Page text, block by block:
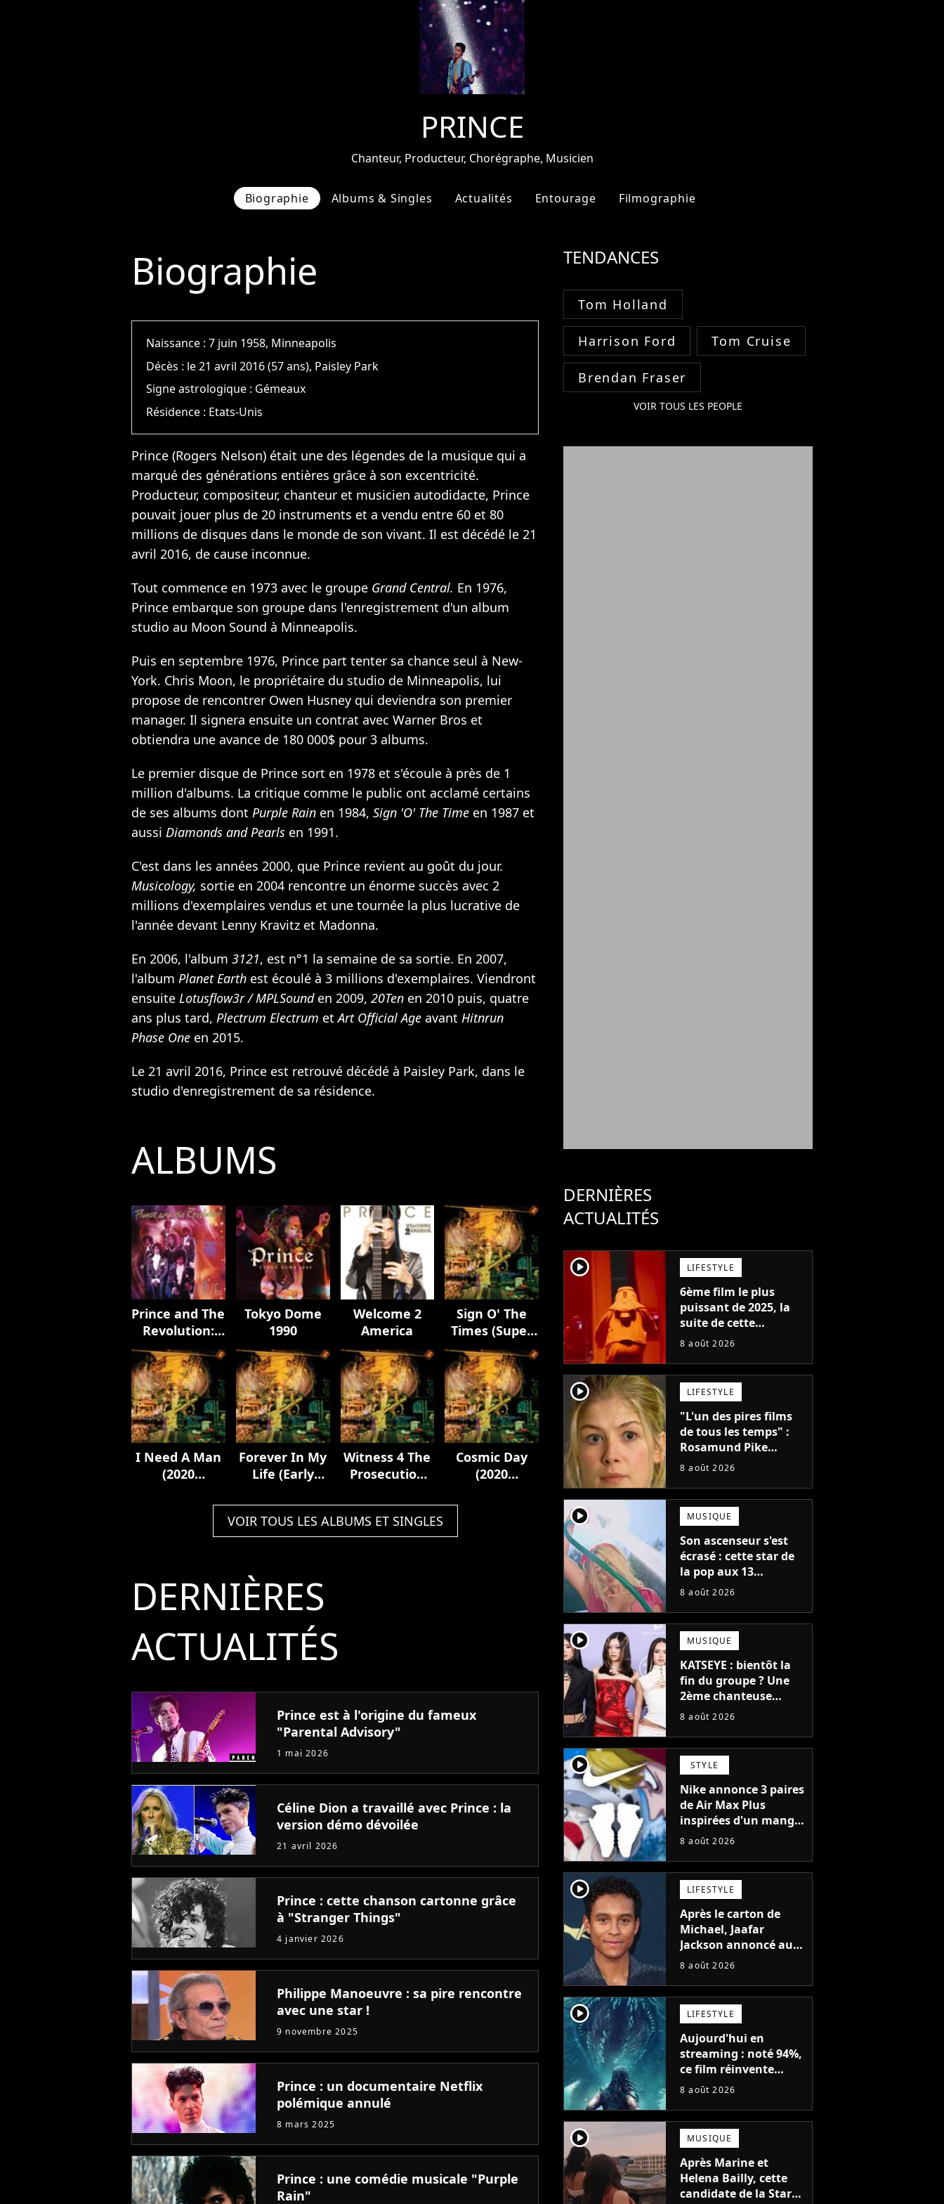
PRINCE
Chanteur, Producteur, Chorégraphe, Musicien
Biographie Albums & Singles Actualités Entourage Filmographie
Biographie
Naissance :7 juin 1958, Minneapolis
Décès : le 21 avril 2016 (57 ans), Paisley Park
Signe astrologique : Gémeaux
Résidence : Etats-Unis
Prince (Rogers Nelson) était une des légendes de la musique qui a
marqué des générations entières grâce à son excentricité.
Producteur, compositeur, chanteur et musicien autodidacte, Prince
pouvait jouer plus de 20 instruments et a vendu entre 60 et 80
millions de disques dans le monde de son vivant. Il est décédé le 21
avril 2016, de cause inconnue.
Tout commence en 1973 avec le groupe Grand Central. En 1976,
Prince embarque son groupe dans l'enregistrement d'un album
studio au Moon Sound à Minneapolis.
Puis en septembre 1976, Prince part tenter sa chance seul à New-
York. Chris Moon, le propriétaire du studio de Minneapolis, lui
propose de rencontrer Owen Husney qui deviendra son premier
manager. Il signera ensuite un contrat avec Warner Bros et
obtiendra une avance de 180 000$ pour 3 albums.
Le premier disque de Prince sort en 1978 et s'écoule à près de 1
million d'albums. La critique comme le public ont acclamé certains
de ses albums dont Purple Rain en 1984, Sign 'O' The Time en 1987 et
aussi Diamonds and Pearls en 1991.
C'est dans les années 2000, que Prince revient au goût du jour.
Musicology, sortie en 2004 rencontre un énorme succès avec 2
millions d'exemplaires vendus et une tournée la plus lucrative de
l'année devant Lenny Kravitz et Madonna.
En 2006, l'album 3121, est n°1 la semaine de sa sortie. En 2007,
l'album Planet Earth est écoulé à 3 millions d'exemplaires. Viendront
ensuite Lotusflow3r / MPLSounden 2009, 20Ten en 2010 puis, quatre
ans plus tard, Plectrum Electrum etArt Official Age avant Hitnrun
Phase One en 2015.
Le 21 avril 2016, Prince est retrouvé décédé à Paisley Park, dans le
studio d'enregistrement de sa résidence.
ALBUMS
Prince and The
Revolution:
Live (2022
Remaster)
Tokyo Dome
1990
Welcome 2
America
Sign O' The
Times (Super
Deluxe)
I Need A Man
(2020
Forever In My
Life (Early
Through) [2020
Remaster]
Witness 4 The
Prosecution
[2020
Remaster]
Cosmic Day
(2020
VOIR TOUS LES ALBUMS ET SINGLES
DERNIÈRES
ACTUALITÉS
Prince est à l'origine du fameux
"Parental Advisory"
1 mai 2026
Céline Dion a travaillé avec Prince : la
version démo dévoilée
21 avril 2026
Prince : cette chanson cartonne grâce
à "Stranger Things"
4 janvier 2026
Philippe Manoeuvre : sa pire rencontre
avec une star !
9 novembre 2025
Prince : un documentaire Netflix
polémique annulé
8 mars 2025
Prince : une comédie musicale "Purple
Rain"
TENDANCES
Tom Holland
Harrison Ford Tom Cruise
Brendan Fraser
VOIR TOUS LES PEOPLE
DERNIÈRES
ACTUALITÉS
player2 LIFESTYLE
6ème film le plus
puissant de 2025, la
suite de cette
franchise culte est
réalisateur claque la
porte pour "différends
créatifs"
8 août 2026
player2 LIFESTYLE
"L'un des pires films
de tous les temps" :
Rosamund Pike
pensait que ce film
fiction avec Dwayne
Johnson mettrait fin à
sa carrière
8 août 2026
player2 MUSIQUE
Son ascenseur s'est
écrasé : cette star de
la pop aux 13
milliards d'écoutes a
pensais ne plus
jamais chanter"
8 août 2026
player2 MUSIQUE
KATSEYE : bientôt la
fin du groupe ? Une
2ème chanteuse
s'éloigne en 6 mois,
décision n’a pas été
facile"
8 août 2026
player2 STYLE
Nike annonce 3 paires
de Air Max Plus
inspirées d'un manga
culte de 1190
tomes
8 août 2026
player2 LIFESTYLE
Après le carton de
Michael, Jaafar
Jackson annoncé au
casting d'un film
Smith
8 août 2026
player2 LIFESTYLE
Aujourd'hui en
streaming : noté 94%,
ce film réinvente
complètement cette
fiction vieille de 40
ans
8 août 2026
player2 MUSIQUE
Après Marine et
Helena Bailly, cette
candidate de la Star